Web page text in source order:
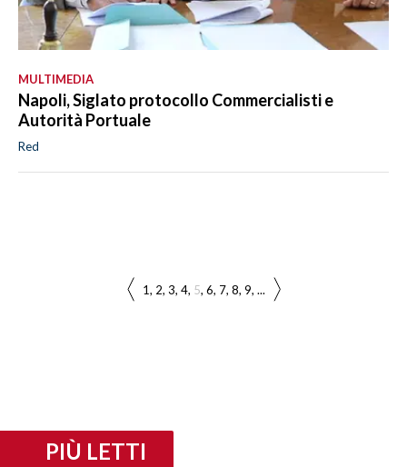
MULTIMEDIA
Napoli, Siglato protocollo Commercialisti e
Autorità Portuale
Red
1 2 3 4 5 6 7 8 9 ...
PIÙ LETTI